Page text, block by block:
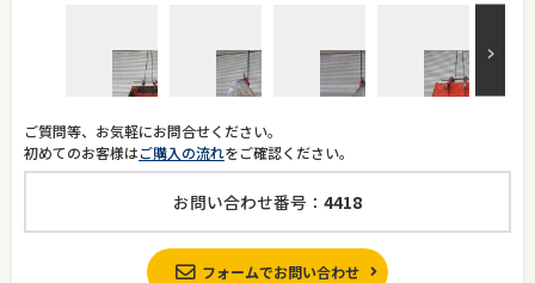
ご質問等、お気軽にお問合せください。
初めてのお客様はご購入の流れをご確認ください。
お問い合わせ番号： 4418
フォームでお問い合わせ